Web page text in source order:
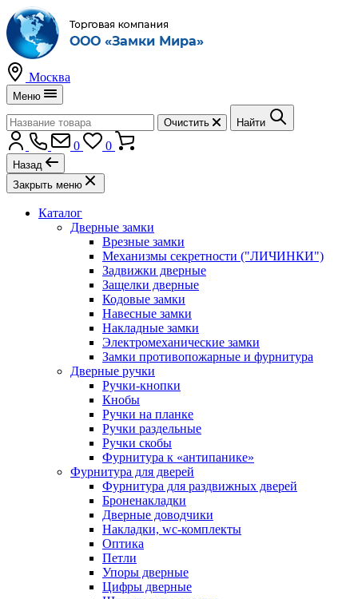
Москва
Меню
Очистить Найти
0 0
Назад
Закрыть меню
Каталог
Дверные замки
Врезные замки
Механизмы секретности ("ЛИЧИНКИ")
Задвижки дверные
Защелки дверные
Кодовые замки
Навесные замки
Накладные замки
Электромеханические замки
Замки противопожарные и фурнитура
Дверные ручки
Ручки-кнопки
Кнобы
Ручки на планке
Ручки раздельные
Ручки скобы
Фурнитура к «антипанике»
Фурнитура для дверей
Фурнитура для раздвижных дверей
Броненакладки
Дверные доводчики
Накладки, wc-комплекты
Оптика
Петли
Упоры дверные
Цифры дверные